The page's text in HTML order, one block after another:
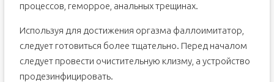
процессов, геморрое, анальных трещинах.
Используя для достижения оргазма фаллоимитатор,
следует готовиться более тщательно. Перед началом
следует провести очистительную клизму, а устройство
продезинфицировать.